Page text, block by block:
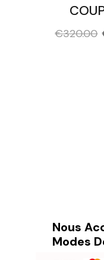
€320.00
Nous
Modes